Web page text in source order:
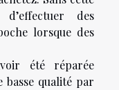
des
lorsque des
été réparée
basse qualité par